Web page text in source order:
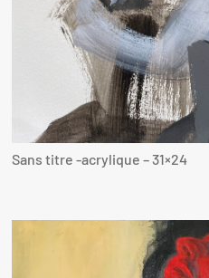
Sans titre -acrylique – 31×24